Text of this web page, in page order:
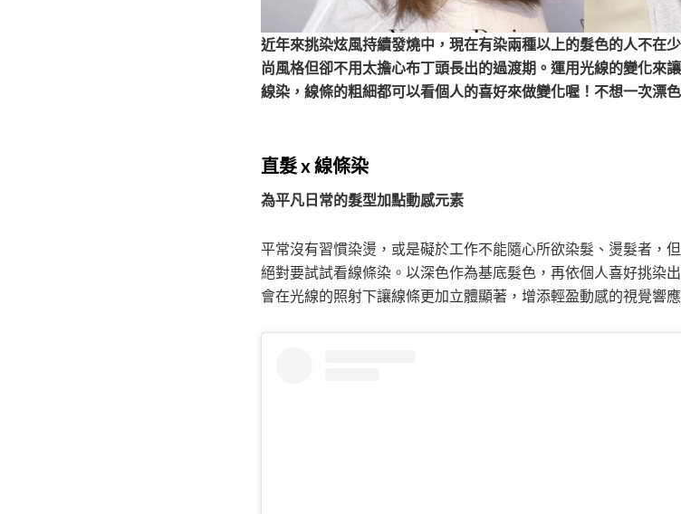
近年來挑染炫風持續發燒中，現在有染兩種以上的髮色的人不在
尚風格但卻不用太擔心布丁頭長出的過渡期。運用光線的變化來
線染，線條的粗細都可以看個人的喜好來做變化喔！不想一次漂
直髮 x 線條染
為平凡日常的髮型加點動感元素
平常沒有習慣染燙，或是礙於工作不能隨心所欲染髮、燙髮者，
絕對要試試看線條染。以深色作為基底髮色，再依個人喜好挑染
會在光線的照射下讓線條更加立體顯著，增添輕盈動感的視覺響